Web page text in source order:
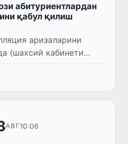
абитуриентлардан
қабул қилиш
аризаларини
(шахсий кабинети
15 августдан 24
давомида) беришлари
АВГ10:06